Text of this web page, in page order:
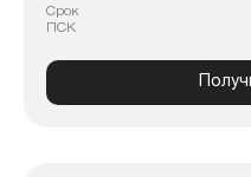
Срок
ПСК